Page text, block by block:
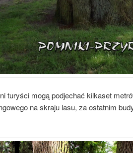
turyści mogą podjechać kilkaset
na skraju lasu, za ostatnim